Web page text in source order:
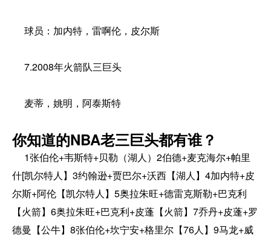
球员：加内特，雷啊伦，皮尔斯
7.2008年火箭队三巨头
麦蒂，姚明，阿泰斯特
你知道的NBA老三巨头都有谁？
1张伯伦+韦斯特+贝勒（湖人）2伯德+麦克海尔+帕里
什[凯尔特人】3约翰逊+贾巴尔+沃西【湖人】4加内特+皮
尔斯+阿伦【凯尔特人】5奥拉朱旺+德雷克斯勒+巴克利
【火箭】6奥拉朱旺+巴克利+皮蓬【火箭】7乔丹+皮蓬+罗
德曼【公牛】8张伯伦+坎宁安+格里尔【76人】9马龙+威